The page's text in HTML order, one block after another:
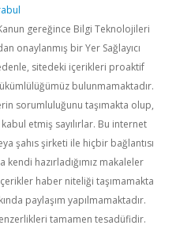
gereğince Bilgi Teknolojileri
onaylanmış bir Yer Sağlayıcı
sitedeki içerikleri proaktif
bulunmamaktadır.
sorumluluğunu taşımakta olup,
etmiş sayılırlar. Bu internet
şahıs şirketi ile hiçbir bağlantısı
kendi hazırladığımız makaleler
haber niteliği taşımamakta
paylaşım yapılmamaktadır.
tamamen tesadüfidir.